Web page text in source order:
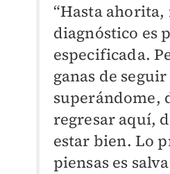
“Hasta
diagnóstico es
especificada.
ganas de seguir
superándome,
regresar aquí,
estar bien. Lo
piensas es